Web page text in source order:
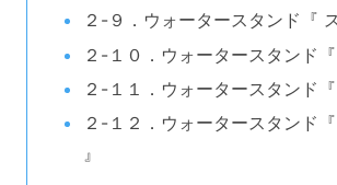
２-９．ウォータースタンド『
２-１０．ウォータースタンド『
２-１１．ウォータースタンド『
２-１２．ウォータースタンド
』